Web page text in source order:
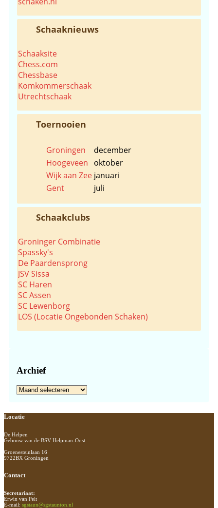
Schaaknieuws
Schaaksite
Chess.com
Chessbase
Komkommerschaak
Utrechtschaak
Toernooien
Groningen
december
Hoogeveen
oktober
Wijk aan Zee januari
Gent
juli
Schaakclubs
Groninger Combinatie
Spassky's
De Paardensprong
JSV Sissa
SC Haren
SC Assen
SC Lewenborg
LOS (Locatie Ongebonden Schaken)
Archief
Archief
Footer
Locatie
De Helpen
Gebouw van de BSV Helpman-Oost
Groenesteinlaan 16
9722BX Groningen
Contact
Secretariaat:
Erwin van Pelt
E-mail: sgstaun@sgstaunton.nl